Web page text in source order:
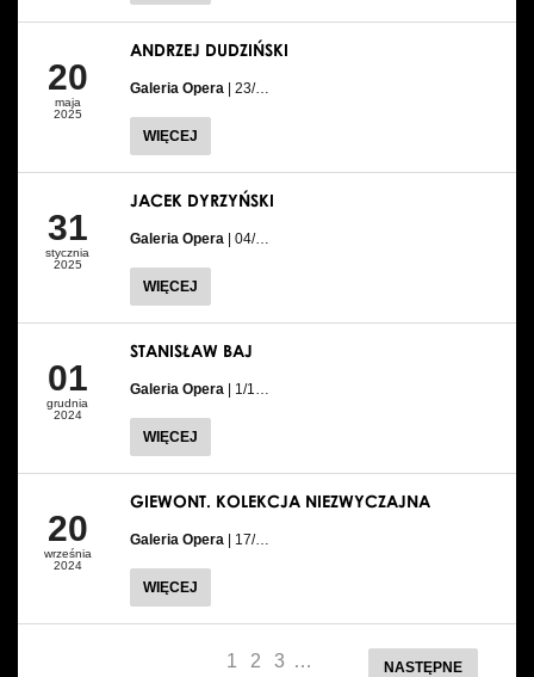
20
maja
2025
ANDRZEJ DUDZIŃSKI
Galeria Opera | 23/…
WIĘCEJ
31
stycznia
2025
JACEK DYRZYŃSKI
Galeria Opera | 04/…
WIĘCEJ
01
grudnia
2024
STANISŁAW BAJ
Galeria Opera | 1/1…
WIĘCEJ
20
września
2024
GIEWONT. KOLEKCJA NIEZWYCZAJNA
Galeria Opera | 17/…
WIĘCEJ
1 2 3 … NASTĘPNE